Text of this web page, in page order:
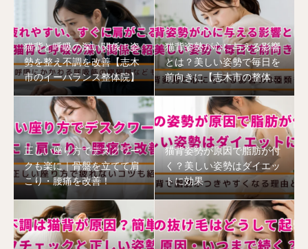
猫背と呼吸の深い関係！姿
勢を整え不調を改善【志木
市のイーバランス整体院】
猫背姿勢が心に与える影響
とは？美しい姿勢で毎日を
前向きに【志木市の整体
院】
正しい座り方でデスクワー
クも楽に｜骨盤を立てて肩
こり・腰痛を改善！
猫背姿勢が原因で脂肪が付
く？美しい姿勢はダイエッ
トに効果